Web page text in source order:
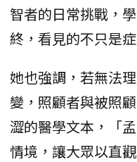
智者的日常挑戰，
終，看見的不只是
她也強調，若無法
變，照顧者與被照
澀的醫學文本，「
情境，讓大眾以直